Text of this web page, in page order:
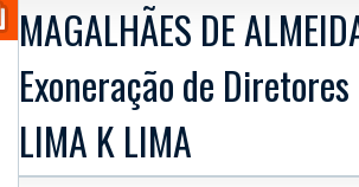
MAGALHÃES DE
Exoneração de
LIMA K LIMA